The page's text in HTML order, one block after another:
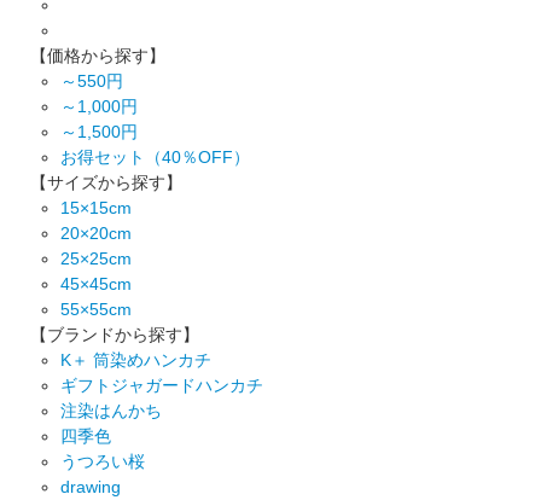
【価格から探す】
～550円
～1,000円
～1,500円
お得セット（40％OFF）
【サイズから探す】
15×15cm
20×20cm
25×25cm
45×45cm
55×55cm
【ブランドから探す】
K＋ 筒染めハンカチ
ギフトジャガードハンカチ
注染はんかち
四季色
うつろい桜
drawing